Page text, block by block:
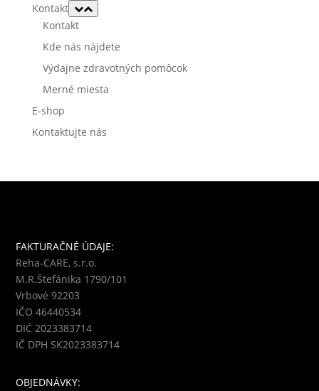
Kontakt
Kontakt
Kde nás nájdete
Výdajne zdravotných pomôcok
Merné miesta
E-shop
Kontaktujte nás
FAKTURAČNÉ ÚDAJE:
Reha-CARE, s.r.o.
M.R.Štefánika 1790/101
Vrbové 92203
IČO 46440534
DIČ 2023383714
IČ DPH SK2023383714
OBJEDNÁVKY: